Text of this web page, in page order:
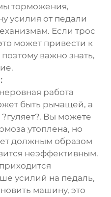
торможения,
усилия от педали
Если трос
может привести к
важно знать,
работа
быть рычащей, а
Вы можете
утоплена, но
должным образом
неэффективным.
усилий на педаль,
машину, это